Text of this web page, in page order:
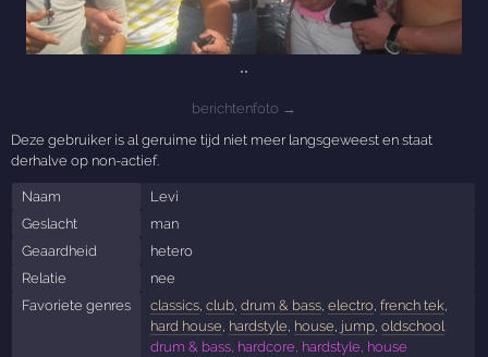
**
berichtenfoto →
Deze gebruiker is al geruime tijd niet meer langsgeweest en staat
derhalve op non-actief.
Naam
Levi
Geslacht
man
Geaardheid
hetero
Relatie
nee
Favoriete genres
classics, club, drum & bass, electro, french tek,
hard house, hardstyle, house, jump, oldschool
drum & bass, hardcore, hardstyle, house